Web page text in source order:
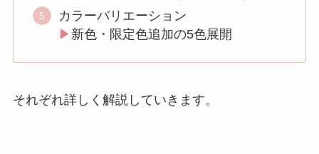
カラーバリエーション
▶︎ 新色・限定色追加の5色展開
それぞれ詳しく解説していきます。